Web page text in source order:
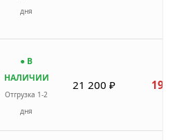
дня
● В
НАЛИЧИИ
Отгрузка 1-2
дня
21 200 ₽ 19